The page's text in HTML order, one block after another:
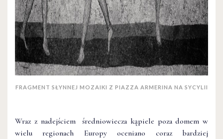
FRAGMENT SŁYNNEJ MOZAIKI Z PIAZZA ARMERINA NA SYCYLII
Wraz z nadejściem średniowiecza kąpiele poza domem w
wielu regionach Europy oceniano coraz bardziej